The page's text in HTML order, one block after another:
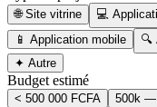
🌐 Site vitrine 💻
📱 Application mobile
🔍
✦ Autre
Budget estimé
< 500 000 FCFA 500k —